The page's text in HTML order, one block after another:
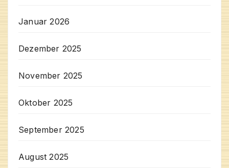
Januar 2026
Dezember 2025
November 2025
Oktober 2025
September 2025
August 2025